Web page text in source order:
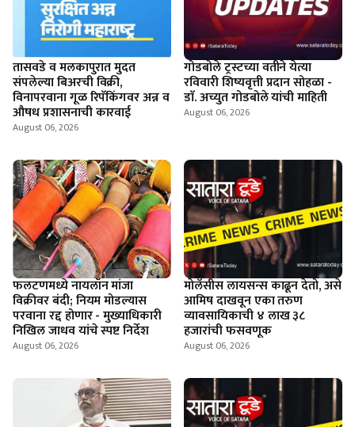
तासवडे व मलकापुरात मुदत
संपलेल्या बिअरची विक्री,
विनापरवाना गूळ रिपॅकिंगवर अन्न व
औषध प्रशासनाची कारवाई
August 06, 2026
गोडबोले ट्रस्टच्या वतीने येत्या
रविवारी शिष्यवृत्ती प्रदान सोहळा -
डाॅ. अच्युत गोडबोले यांची माहिती
August 06, 2026
फलटणमध्ये नायलॉन मांजा
विक्रीवर बंदी; नियम मोडल्यास
परवाना रद्द होणार - मुख्याधिकारी
निखिल जाधव यांचे स्पष्ट निर्देश
August 06, 2026
माेलॅसीस लायसन्स काढून देतो, असे
आमिष दाखवून एका तरुण
व्यावसायिकाची ४ लाख ३८
हजारांची फसवणूक
August 06, 2026